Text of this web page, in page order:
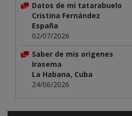
Datos de mi tatarabuelo
Cristina Fernández
España
02/07/2026
Saber de mis origenes
Irasema
La Habana, Cuba
24/06/2026